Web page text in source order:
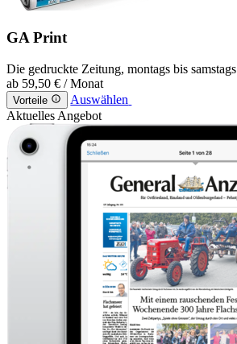
GA Print
Die gedruckte Zeitung, montags bis samstags
ab 59,50 € / Monat
Vorteile
Auswählen
Aktuelles Angebot